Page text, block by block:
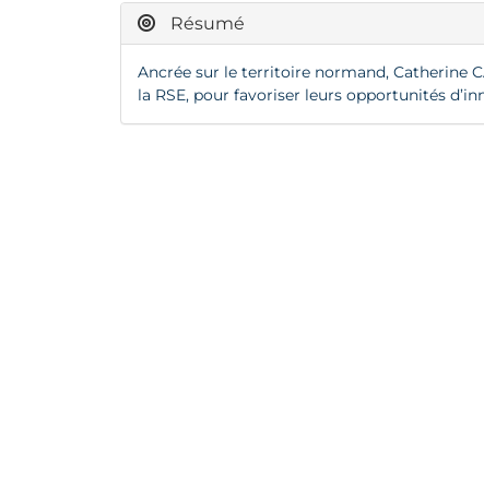
Résumé
Ancrée sur le territoire normand, Catherine
la RSE, pour favoriser leurs opportunités